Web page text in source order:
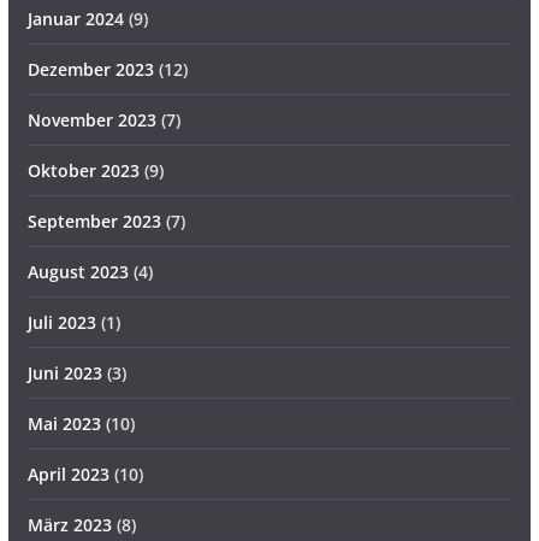
Januar 2024(9)
Dezember 2023(12)
November 2023(7)
Oktober 2023(9)
September 2023(7)
August 2023(4)
Juli 2023(1)
Juni 2023(3)
Mai 2023(10)
April 2023(10)
März 2023(8)